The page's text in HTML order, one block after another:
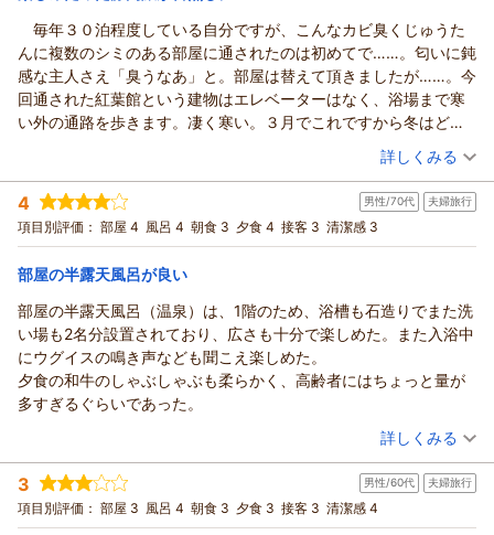
毎年３０泊程度している自分ですが、こんなカビ臭くじゅうた
んに複数のシミのある部屋に通されたのは初めてで……。匂いに鈍
感な主人さえ「臭うなあ」と。部屋は替えて頂きましたが……。今
回通された紅葉館という建物はエレベーターはなく、浴場まで寒
い外の通路を歩きます。凄く寒い。３月でこれですから冬はどう
それでも、気を取り直して浴場へ。内湯にはカランが５つしか
なく、だんだん込み合い裸でカラン待ちの立っている人が複数
人。上がり湯待ちで湯舟から上がれず困惑している方も。自分も
上がり湯のシャワーも使えずに上がりました。また、これだけの
かったです。翌朝、昨夜男性風呂だった方と交換に。こちらは内
湯に７つ、露天にシャワー付きのカランが２つありました。どう
考えても込み合う女性風呂にこの広い方を夜に使うべきです。
そして極めつけは、翌朝の風呂。男性従業員が、私が脱衣所で
着替えているにも関わらす、ずけずけ入ってきました！！本当に
驚きました。スリッパをはき違えられえるのが嫌でロッカーにし
るんですか」と３度言っているのに、「下駄箱にスリッパが無か
ったので……。」と３度言い訳を繰り返して「すぐに終わりますか
ら……。」と言って下着姿で着替え中の私の横を通って洗面台のご
みを纏めていきました。私の姿が見えたところで「すいません」
（投稿日：2026/03/28）
宿泊時期： 2026年03月宿泊 (夫婦旅行)
投稿者： オズマさん
宿泊プラン： 【じゃらんのお得な10日間】スタンダードプラン｜寸又峡で過
ごす癒しの休日「なにもしない贅沢」を味わう
ツイン 朝・夕
宿泊価格帯： 13,001～14,000円(大人一人あたり/税込)
詳しくみる
4 男性/70代 夫婦旅行
項目別評価： 部屋 4 風呂 4 朝食 3 夕食 4 接客 3 清潔感 3
部屋の半露天風呂が良い
部屋の半露天風呂（温泉）は、1階のため、浴槽も石造りでまた洗
い場も2名分設置されており、広さも十分で楽しめた。また入浴中
にウグイスの鳴き声なども聞こえ楽しめた。
夕食の和牛のしゃぶしゃぶも柔らかく、高齢者にはちょっと量が
多すぎるぐらいであった。
（投稿日：2026/03/27）
宿泊時期： 2026年03月宿泊 (夫婦旅行)
投稿者： くにちゃんさん
宿泊プラン： プライベート家族風呂（源泉かけ流し温泉）付き【翠紅苑特別
室プラン】和会席［九曜紋コース］｜1日1室限定
和洋室 朝・夕
詳しくみる
3 男性/60代 夫婦旅行
項目別評価： 部屋 3 風呂 4 朝食 3 夕食 3 接客 3 清潔感 4